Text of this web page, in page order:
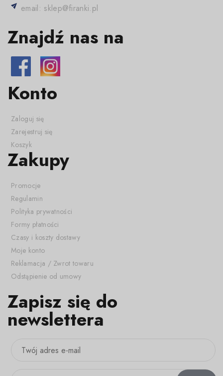
email: sklep@firanki.pl
Znajdź nas na
Konto
Zaloguj się
Zarejestruj się
Koszyk
Zakupy
Promocje
Regulamin
Polityka prywatności
Formy płatności
Czasy i koszty dostawy
Moje konto
Reklamacja / Zwrot towaru
Odstąpienie od umowy
Zapisz się do
newslettera